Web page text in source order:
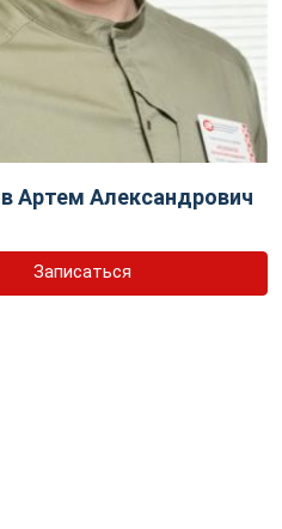
Артем Александрович
Записаться